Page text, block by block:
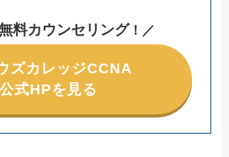
料カウンセリング！ ／
ズカレッジCCNA
公式HPを見る